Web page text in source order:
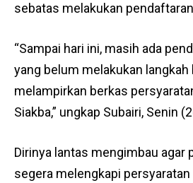
sebatas melakukan
“Sampai hari ini, masih ada
yang belum melakukan langkah
melampirkan berkas
Siakba,” ungkap Subairi, Senin
Dirinya lantas mengimbau agar
segera melengkapi